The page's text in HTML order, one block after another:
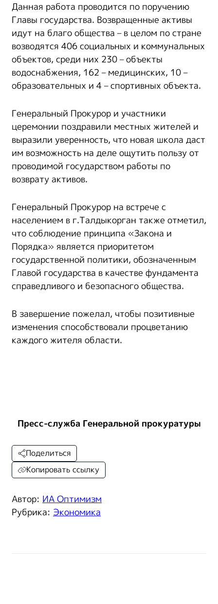
Данная работа проводится по поручению
Главы государства. Возвращенные активы
идут на благо общества – в целом по стране
возводятся 406 социальных и коммунальных
объектов, среди них 230 – объекты
водоснабжения, 162 – медицинских, 10 –
образовательных и 4 – спортивных объекта.
Генеральный Прокурор и участники
церемонии поздравили местных жителей и
выразили уверенность, что новая школа даст
им возможность на деле ощутить пользу от
проводимой государством работы по
возврату активов.
Генеральный Прокурор на встрече с
населением в г.Талдыкорган также отметил,
что соблюдение принципа «Закона и
Порядка» является приоритетом
государственной политики, обозначенным
Главой государства в качестве фундамента
справедливого и безопасного общества.
В завершение пожелал, чтобы позитивные
изменения способствовали процветанию
каждого жителя области.
Пресс-служба Генеральной прокуратуры
Автор: ИА Оптимизм
Рубрика: Экономика
Поделиться
Копировать ссылку